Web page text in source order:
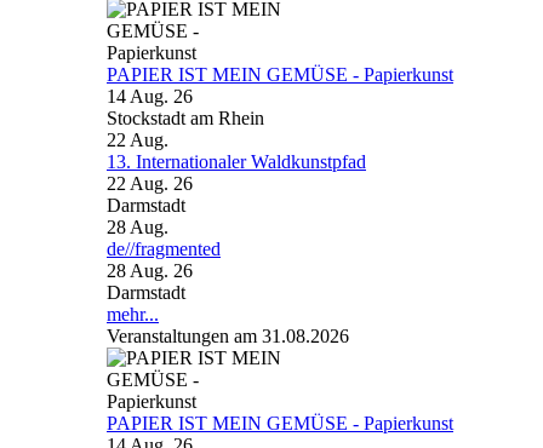
PAPIER IST MEIN GEMÜSE - Papierkunst
14 Aug. 26
Stockstadt am Rhein
22 Aug.
13. Internationaler Waldkunstpfad
22 Aug. 26
Darmstadt
28 Aug.
de//fragmented
28 Aug. 26
Darmstadt
mehr...
Veranstaltungen am 31.08.2026
PAPIER IST MEIN GEMÜSE - Papierkunst